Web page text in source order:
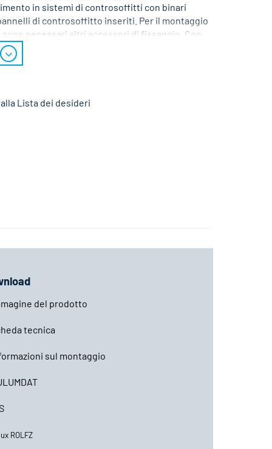
in sistemi di controsoffitti con binari
di controsoffitto inseriti. Per il montaggio
necessari altri accessori di fissaggio. Con
DALI-2. Sostituzione da parte dello
nominale 220 - 240 V AC 50 - 60 Hz.
Lista dei desideri
del prodotto
tecnica
sul montaggio
ROLFZ